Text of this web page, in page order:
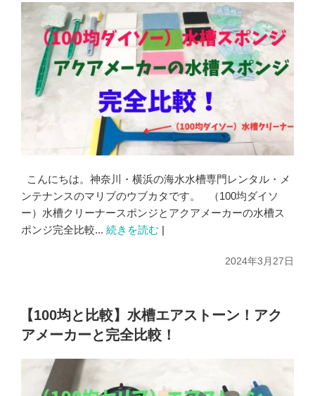
こんにちは。神奈川・横浜の海水水槽専門レンタル・メ
ンテナンスのマリブのウブカタです。 （100均ダイソ
ー）水槽クリーナースポンジとアクアメーカーの水槽ス
ポンジ完全比較... 続きを読む |
2024年3月27日
【100均と比較】水槽エアストーン！アク
アメーカーと完全比較！